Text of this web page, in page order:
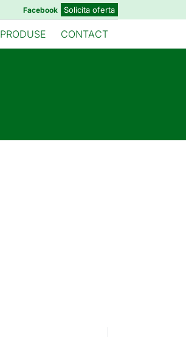
Facebook Solicita oferta
PRODUSE CONTACT